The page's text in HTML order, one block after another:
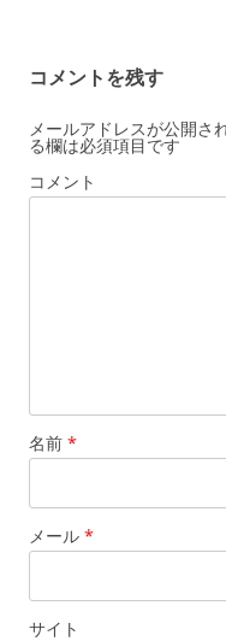
ゲ
ー
シ
ョ
コメントを残す
メールアドレスが公開さ
る欄は必須項目です
コメント
名前 *
メール *
サイト